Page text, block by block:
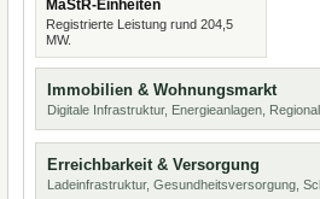
MaStR-Einheiten
Registrierte Leistung rund 204,5
MW.
Immobilien & Wohnungsmarkt
Digitale Infrastruktur, Energieanlagen,
Erreichbarkeit & Versorgung
Ladeinfrastruktur, Gesundheitsversorgung,